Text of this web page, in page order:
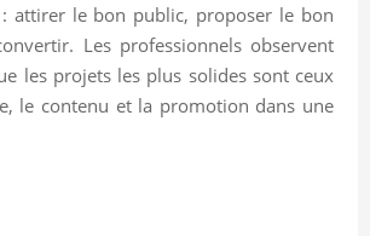
attirer le bon public, proposer le bon
Les professionnels observent
les projets les plus solides sont ceux
le contenu et la promotion dans une